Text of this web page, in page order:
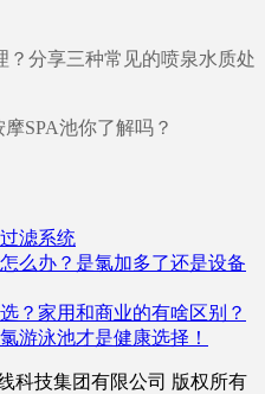
？分享三种常见的喷泉水质处
SPA池你了解吗？
滤系统
么办？是氯加多了还是设备
？家用和商业的有啥区别？
游泳池才是健康选择！
科技集团有限公司 版权所有